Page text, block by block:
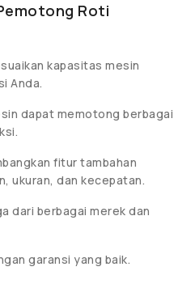
Roti
kapasitas mesin
Anda.
dapat memotong berbagai
fitur tambahan
ukuran, dan kecepatan.
dari berbagai merek dan
garansi yang baik.